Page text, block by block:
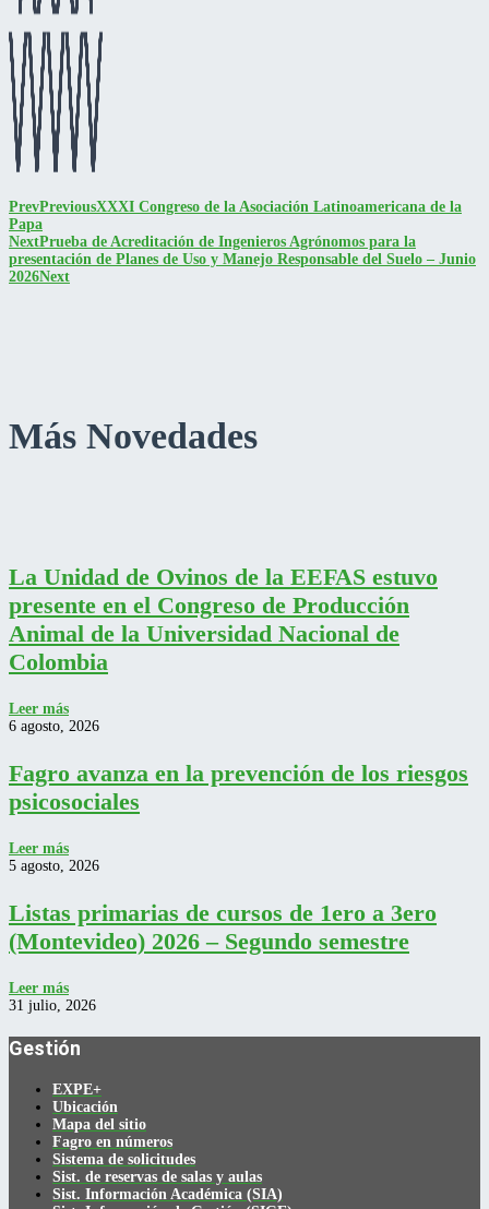
PrevPreviousXXXI Congreso de la Asociación Latinoamericana de la
Papa
NextPrueba de Acreditación de Ingenieros Agrónomos para la
presentación de Planes de Uso y Manejo Responsable del Suelo – Junio
2026Next
Más Novedades
La Unidad de Ovinos de la EEFAS estuvo
presente en el Congreso de Producción
Animal de la Universidad Nacional de
Colombia
Leer más
6 agosto, 2026
Fagro avanza en la prevención de los riesgos
psicosociales
Leer más
5 agosto, 2026
Listas primarias de cursos de 1ero a 3ero
(Montevideo) 2026 – Segundo semestre
Leer más
31 julio, 2026
Gestión
EXPE+
Ubicación
Mapa del sitio
Fagro en números
Sistema de solicitudes
Sist. de reservas de salas y aulas
Sist. Información Académica (SIA)